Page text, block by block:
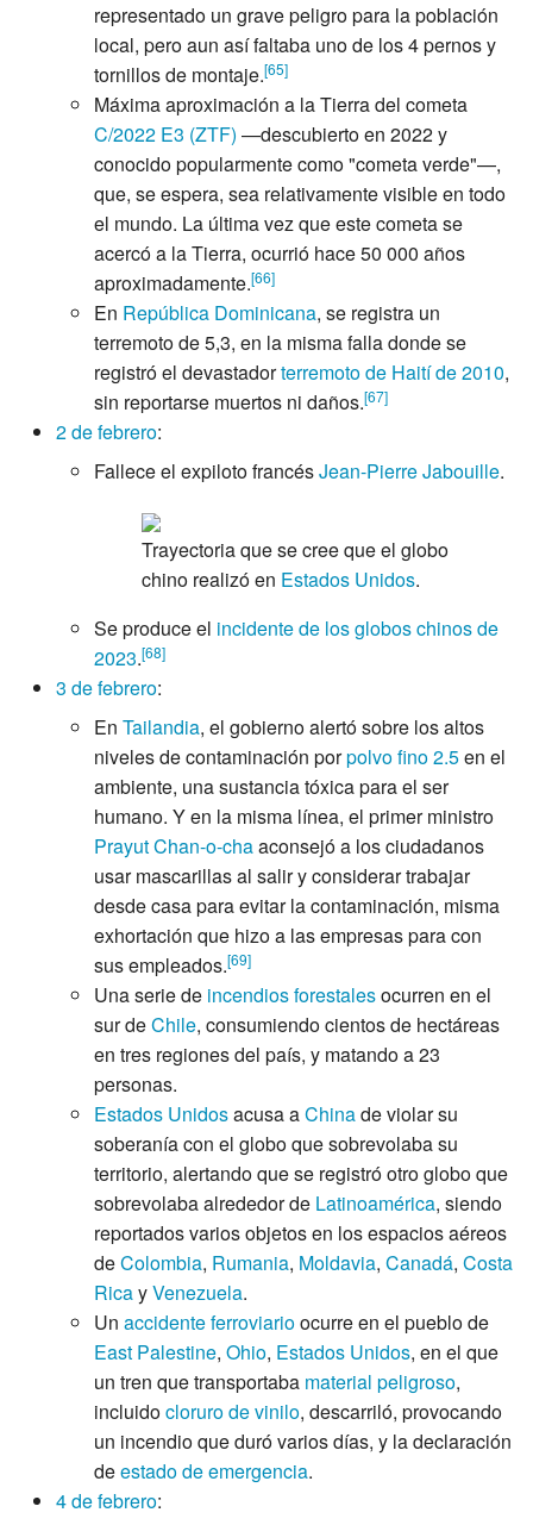
representado un grave peligro para la población
local, pero aun así faltaba uno de los 4 pernos y
tornillos de montaje.[65]
Máxima aproximación a la Tierra del cometa
C/2022 E3 (ZTF) —descubierto en 2022 y
conocido popularmente como "cometa verde"—,
que, se espera, sea relativamente visible en todo
el mundo. La última vez que este cometa se
acercó a la Tierra, ocurrió hace 50 000 años
aproximadamente.[66]
En República Dominicana, se registra un
terremoto de 5,3, en la misma falla donde se
registró el devastadorterremoto de Haití de 2010,
sin reportarse muertos ni daños.[67]
2 de febrero:
Fallece el expiloto francésJean-Pierre Jabouille.
Trayectoria que se cree que el globo
chino realizó en Estados Unidos.
Se produce el incidente de los globos chinos de
2023.[68]
3 de febrero:
En Tailandia, el gobierno alertó sobre los altos
niveles de contaminación porpolvo fino 2.5en el
ambiente, una sustancia tóxica para el ser
humano. Y en la misma línea, el primer ministro
Prayut Chan-o-chaaconsejó a los ciudadanos
usar mascarillas al salir y considerar trabajar
desde casa para evitar la contaminación, misma
exhortación que hizo a las empresas para con
sus empleados.[69]
Una serie de incendios forestalesocurren en el
sur deChile, consumiendo cientos de hectáreas
en tres regiones del país, y matando a 23
personas.
Estados Unidosacusa aChinade violar su
soberanía con el globo que sobrevolaba su
territorio, alertando que se registró otro globo que
sobrevolaba alrededor de Latinoamérica, siendo
reportados varios objetos en los espacios aéreos
deColombia, Rumania, Moldavia, Canadá, Costa
RicayVenezuela.
Un accidente ferroviarioocurre en el pueblo de
East Palestine, Ohio, Estados Unidos, en el que
un tren que transportaba material peligroso,
incluidocloruro de vinilo, descarriló, provocando
un incendio que duró varios días, y la declaración
deestado de emergencia.
4 de febrero: